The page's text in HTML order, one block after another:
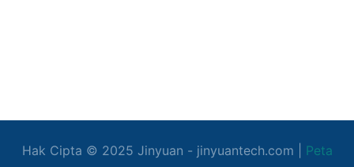
Hak Cipta © 2025 Jinyuan - jinyuantech.com | Peta